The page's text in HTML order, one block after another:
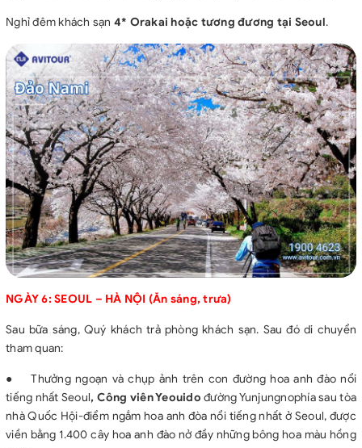
Nghỉ đêm khách sạn 4* Orakai hoặc tương đương tại Seoul.
NGÀY 6: SEOUL – HÀ NỘI (Ăn sáng, trưa)
Sau bữa sáng, Quý khách trả phòng khách sạn. Sau đó di chuyển
tham quan:
●Thưởng ngoạn và chụp ảnh trên con đường hoa anh đào nổi
tiếng nhất Seoul, Công viên Yeouidođường Yunjungnophía sau tòa
nhà Quốc Hội-điểm ngắm hoa anh đòa nổi tiếng nhất ở Seoul, được
viền bằng 1.400 cây hoa anh đào nở đầy những bông hoa màu hồng